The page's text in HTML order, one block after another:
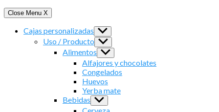
Close Menu X
Cajas personalizadas Show
sub
menu
Uso / Producto Show
sub
menu
Alimentos Show
sub
menu
Alfajores y chocolates
Congelados
Huevos
Yerba mate
Bebidas Show
sub